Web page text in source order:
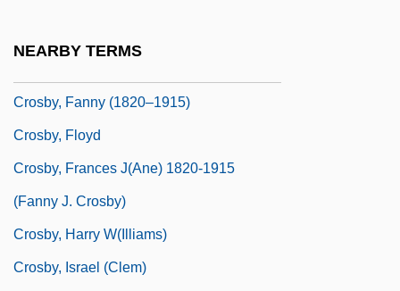
NEARBY TERMS
Crosby, Fanny (1820–1915)
Crosby, Floyd
Crosby, Frances J(ane) 1820-1915
(Fanny J. Crosby)
Crosby, Harry W(illiams)
Crosby, Israel (Clem)